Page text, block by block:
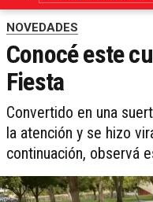
NOVEDADES
Conocé este
Fiesta
Convertido en una
la atención y se hizo
continuación, observá